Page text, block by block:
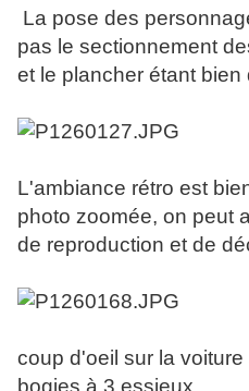
La pose des
pas le sectionnement
et le plancher étant bien
L'ambiance rétro est
photo zoomée, on peut
de reproduction et de
coup d'oeil sur la
bogies à 3 essieux